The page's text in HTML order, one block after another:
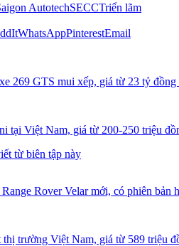
AutotechSECCTriển lãm
WhatsAppPinterestEmail
269 GTS mui xếp, giá từ 23 tỷ
tại Việt Nam, giá từ 200-250 triệu
từ biên tập này
Rover Velar mới, có phiên bản
trường Việt Nam, giá từ 589 triệu